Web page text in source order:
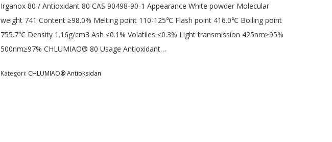
5 üzerinden
5.00
Irganox 80 / Antioxidant 80 CAS 90498-90-1 Appearance White powder Molecular
weight 741 Content ≥98.0% Melting point 110-125℃ Flash point 416.0℃ Boiling point
755.7℃ Density 1.16g/cm3 Ash ≤0.1% Volatiles ≤0.3% Light transmission 425nm≥95%
500nm≥97% CHLUMIAO® 80 Usage Antioxidant…
Kategori: CHLUMIAO® Antioksidan